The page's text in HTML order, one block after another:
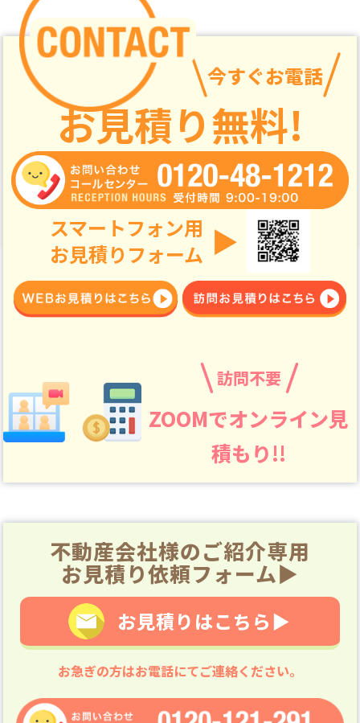
今すぐお電話
お見積り無料!
スマートフォン用
お見積りフォーム ▶
訪問不要
ZOOMでオンライン見
積もり!!
不動産会社様のご紹介専用
お見積り依頼フォーム▶
お見積りはこちら▶
お急ぎの方はお電話にてご連絡ください。